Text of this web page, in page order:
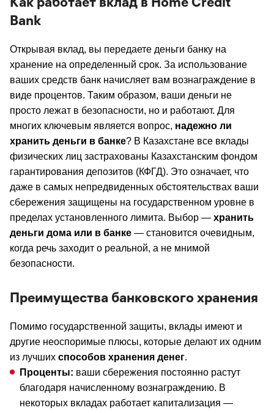
Как работает вклад в Home Credit
Bank
Открывая вклад, вы передаете деньги банку на
хранение на определенный срок. За использование
ваших средств банк начисляет вам вознаграждение в
виде процентов. Таким образом, ваши деньги не
просто лежат в безопасности, но и работают. Для
многих ключевым является вопрос, надежно ли
хранить деньги в банке? В Казахстане все вклады
физических лиц застрахованы Казахстанским фондом
гарантирования депозитов (КФГД). Это означает, что
даже в самых непредвиденных обстоятельствах ваши
сбережения защищены на государственном уровне в
пределах установленного лимита. Выбор — хранить
деньги дома или в банке — становится очевидным,
когда речь заходит о реальной, а не мнимой
безопасности.
Преимущества банковского хранения
Помимо государственной защиты, вклады имеют и
другие неоспоримые плюсы, которые делают их одним
из лучших способов хранения денег.
Проценты: ваши сбережения постоянно растут
благодаря начисленному вознаграждению. В
некоторых вкладах работает капитализация —